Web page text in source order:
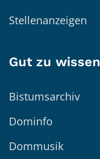
Stellenanzeigen
Gut zu wissen
Bistumsarchiv
Dominfo
Dommusik